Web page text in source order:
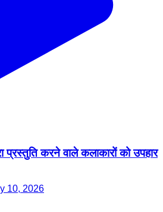
प्रस्तुति करने वाले कलाकारों को उपहार
10, 2026